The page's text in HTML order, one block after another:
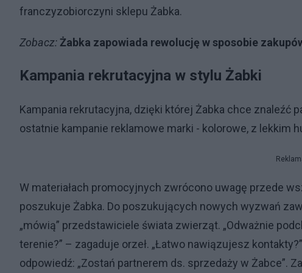
franczyzobiorczyni sklepu Żabka.
Zobacz: Żabka zapowiada rewolucję w sposobie
Kampania rekrutacyjna w stylu Żabki
Kampania rekrutacyjna, dzięki której Żabka chce znaleźć
ostatnie kampanie reklamowe marki - kolorowe, z lekkim
W materiałach promocyjnych zwrócono uwagę przede
poszukuje Żabka. Do poszukujących nowych wyzwań
„mówią” przedstawiciele świata zwierząt. „Odważnie
terenie?” – zagaduje orzeł. „Łatwo nawiązujesz
odpowiedź: „Zostań partnerem ds. sprzedaży w Żabce”.